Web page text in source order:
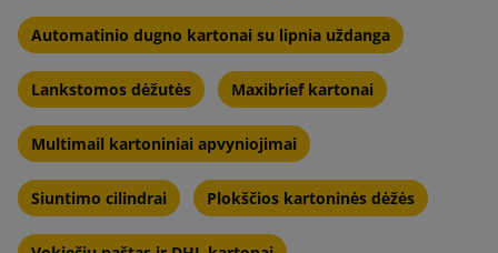
Automatinio dugno kartonai su lipnia uždanga
Lankstomos dėžutės Maxibrief kartonai
Multimail kartoniniai apvyniojimai
Siuntimo cilindrai Plokščios kartoninės dėžės